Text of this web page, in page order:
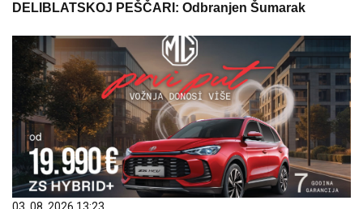
DELIBLATSKOJ PEŠČARI: Odbranjen Šumarak